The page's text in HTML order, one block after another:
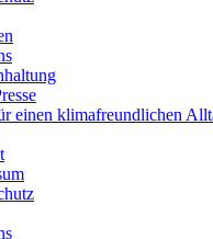
einen klimafreundlichen